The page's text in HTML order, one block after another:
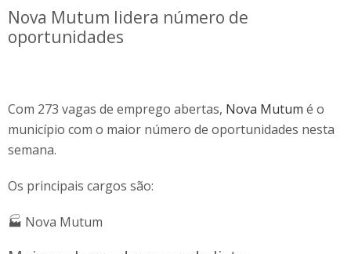
Nova Mutum lidera número de
oportunidades
Com 273 vagas de emprego abertas, Nova Mutum é o
município com o maior número de oportunidades nesta
semana.
Os principais cargos são:
🏭 Nova Mutum